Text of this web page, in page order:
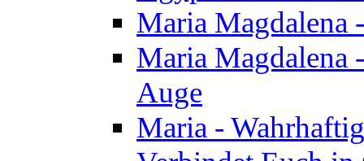
Maria Magdalena
Maria Magdalena
Auge
Maria -